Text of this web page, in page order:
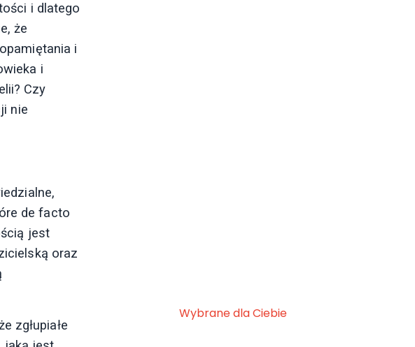
i dlatego
że
i
i
Czy
nie
de facto
jest
oraz
zgłupiałe
Wybrane dla Ciebie